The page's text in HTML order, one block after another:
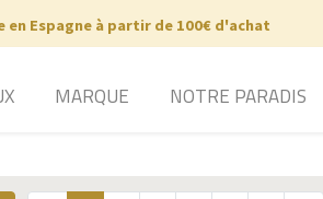
Espagne à partir de 100€ d'achat
MARQUE NOTRE PARADIS